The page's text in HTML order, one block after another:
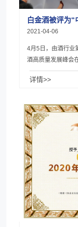
白金酒被评为“
2021-04-06
4月5日，由酒行
酒高质量发展峰会
详情>>